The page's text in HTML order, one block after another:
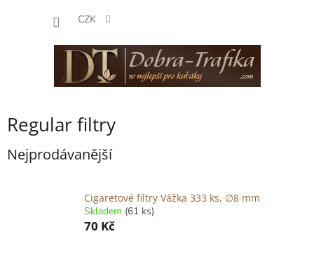
CZK
Regular filtry
Nejprodávanější
Cigaretové filtry Vážka 333 ks, ∅8 mm
Skladem (61 ks)
70 Kč